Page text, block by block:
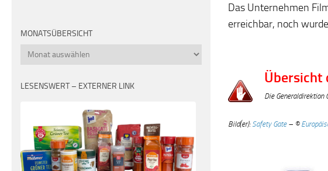
Das Unternehmen
erreichbar, noch
Übersicht
Die Generaldirektion
Bild(er): Safety Gate– ©
MONATSÜBERSICHT
Monatsübersicht
LESENSWERT – EXTERNER LINK